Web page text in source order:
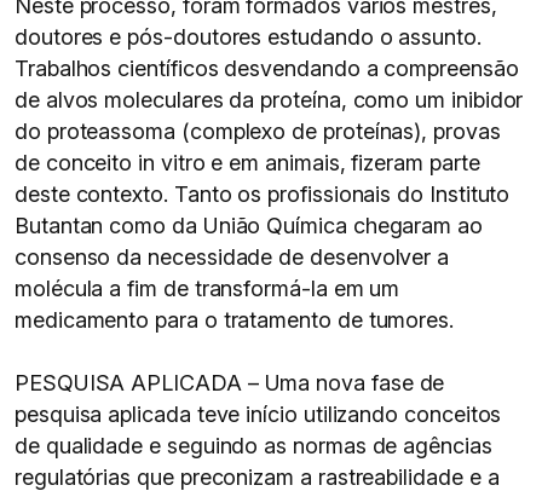
Neste processo, foram formados vários mestres,
doutores e pós-doutores estudando o assunto.
Trabalhos científicos desvendando a compreensão
de alvos moleculares da proteína, como um inibidor
do proteassoma (complexo de proteínas), provas
de conceito in vitro e em animais, fizeram parte
deste contexto. Tanto os profissionais do Instituto
Butantan como da União Química chegaram ao
consenso da necessidade de desenvolver a
molécula a fim de transformá-la em um
medicamento para o tratamento de tumores.
PESQUISA APLICADA – Uma nova fase de
pesquisa aplicada teve início utilizando conceitos
de qualidade e seguindo as normas de agências
regulatórias que preconizam a rastreabilidade e a